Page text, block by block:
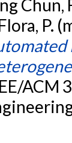
Chun,
P.
ACM